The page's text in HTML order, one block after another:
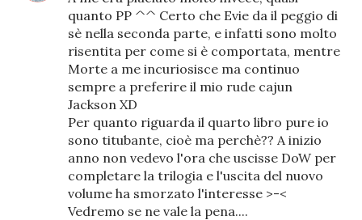
quanto PP ^^ Certo che Evie da il peggio di
sè nella seconda parte, e infatti sono molto
risentita per come si è comportata, mentre
Morte a me incuriosisce ma continuo
sempre a preferire il mio rude cajun
Jackson XD
Per quanto riguarda il quarto libro pure io
sono titubante, cioè ma perchè?? A inizio
anno non vedevo l'ora che uscisse DoW per
completare la trilogia e l'uscita del nuovo
volume ha smorzato l'interesse >-<
Vedremo se ne vale la pena....